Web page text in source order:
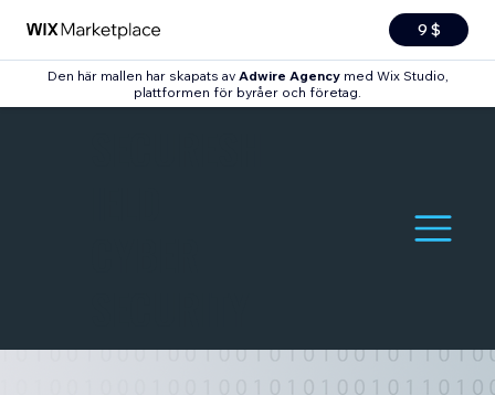
9 $
Den här mallen har skapats av Adwire Agencymed Wix Studio,
plattformen för byråer och företag.